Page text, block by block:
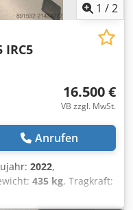
1 /2
IRC5
16.500 €
VB zzgl. MwSt.
Anrufen
2022,
435 kg, Tragkraft: